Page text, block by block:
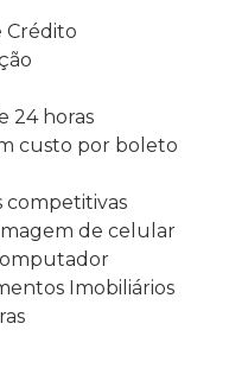
Crédito
24 horas
custo por boleto
competitivas
de celular
Imobiliários